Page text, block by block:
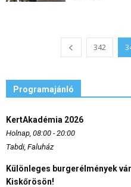
342
Programajánló
KertAkadémia 2026
Holnap, 08:00 - 20:00
Tabdi, Faluház
Különleges burgerélmények
Kiskőrösön!